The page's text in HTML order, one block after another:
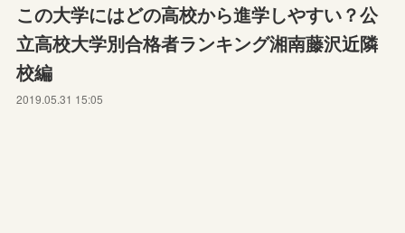
この大学にはどの高校から進学しやすい？公
立高校大学別合格者ランキング湘南藤沢近隣
校編
2019.05.31 15:05